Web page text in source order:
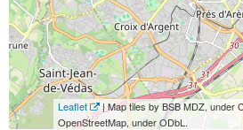
Leaflet
| Map tiles by BSB MDZ, under
OpenStreetMap, under ODbL.